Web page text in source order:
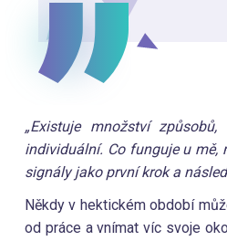
„Existuje množství
individuální. Co funguje u mě,
signály jako první krok a
Někdy v hektickém období
od práce a vnímat víc svoje